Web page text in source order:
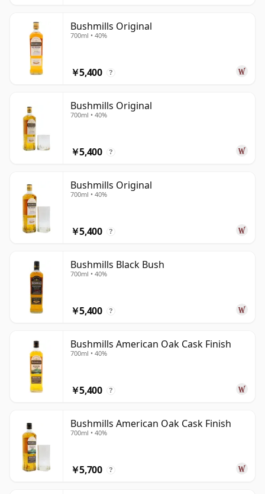
ブッシュミルズは多くの愛飲家にとって、特にブッシュミ
ルズ・オリジナルとブラック・ブッシュといったブレンデ
ッドウイスキーで最もよく知られていますが、シングルモ
ルトも蒸留所の評判の中核を成しています。クラシックな
ーツ主導の特徴を保ち、ハチミツ、バニラ、そして柔らか
な果樹園フルーツの特徴がプロファイルを定義する要素と
なっています。
Bushmills Original
700ml • 40%
￥5,400 ?
Bushmills Original
700ml • 40%
￥5,400 ?
Bushmills Original
700ml • 40%
￥5,400 ?
Bushmills Black Bush
700ml • 40%
￥5,400 ?
Bushmills American Oak Cask Finish
700ml • 40%
￥5,400 ?
Bushmills American Oak Cask Finish
700ml • 40%
￥5,700 ?